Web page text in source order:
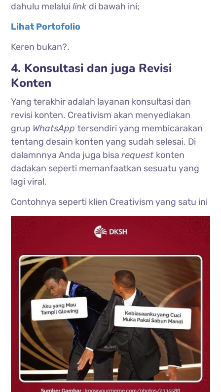
dahulu melaluilink di bawah ini;
Lihat Portofolio
Keren bukan?.
4. Konsultasi dan juga Revisi
Konten
Yang terakhir adalah layanan konsultasi dan
revisi konten. Creativism akan menyediakan
grup WhatsApptersendiri yang membicarakan
tentang desain konten yang sudah selesai. Di
dalamnnya Anda juga bisarequest konten
dadakan seperti memanfaatkan sesuatu yang
lagi viral.
Contohnya seperti klien Creativism yang satu ini